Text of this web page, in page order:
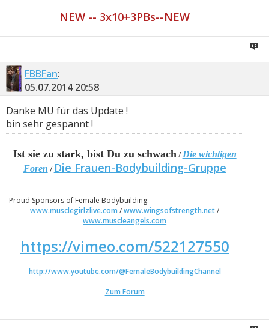
NEW -- 3x10+3PBs--NEW
FBBFan:
05.07.201420:58
Danke MU für das Update !
bin sehr gespannt !
Ist sie zu stark, bist Du zu schwach/ Die wichtigen
Foren / Die Frauen-Bodybuilding-Gruppe
Proud Sponsors of Female Bodybuilding:
www.musclegirlzlive.com /www.wingsofstrength.net/
www.muscleangels.com
https://vimeo.com/522127550
http://www.youtube.com/@FemaleBodybuildingChannel
Zum Forum